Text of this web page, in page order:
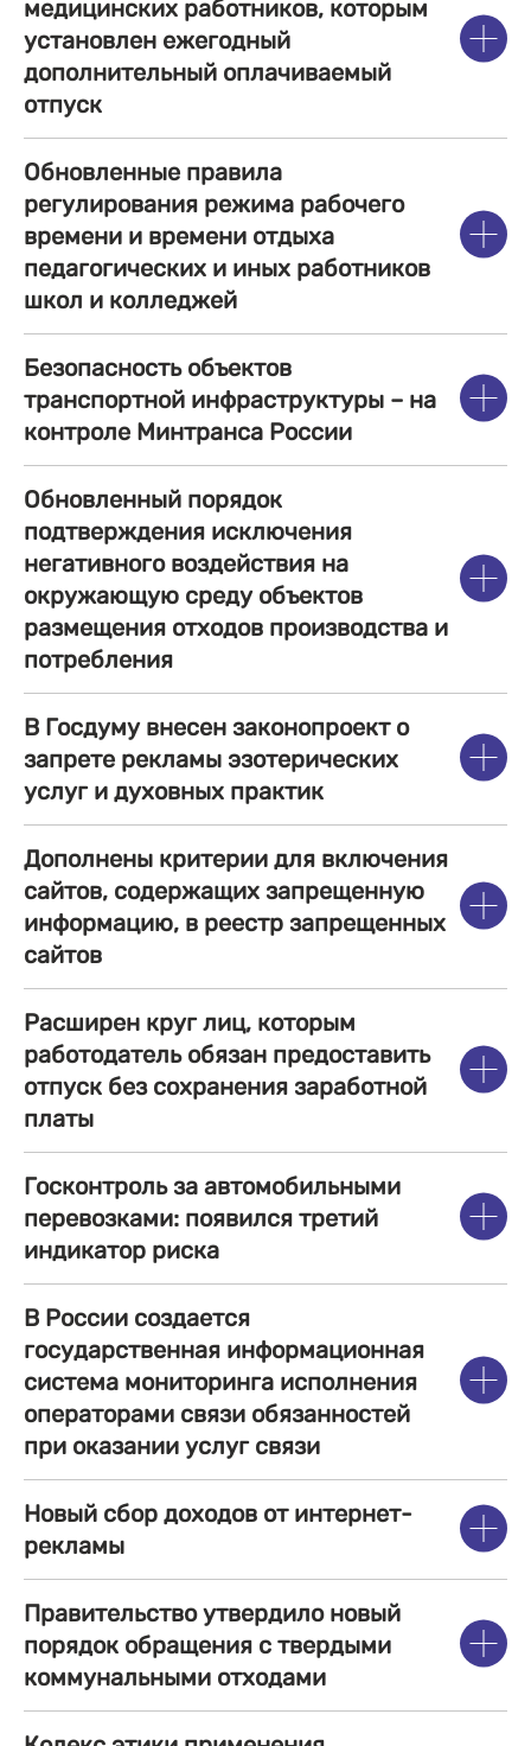
медицинских работников, которым
установлен ежегодный
дополнительный оплачиваемый
отпуск
Обновленные правила
регулирования режима рабочего
времени и времени отдыха
педагогических и иных работников
школ и колледжей
Безопасность объектов
транспортной инфраструктуры – на
контроле Минтранса России
Обновленный порядок
подтверждения исключения
негативного воздействия на
окружающую среду объектов
размещения отходов производства и
потребления
В Госдуму внесен законопроект о
запрете рекламы эзотерических
услуг и духовных практик
Дополнены критерии для включения
сайтов, содержащих запрещенную
информацию, в реестр запрещенных
сайтов
Расширен круг лиц, которым
работодатель обязан предоставить
отпуск без сохранения заработной
платы
Госконтроль за автомобильными
перевозками: появился третий
индикатор риска
В России создается
государственная информационная
система мониторинга исполнения
операторами связи обязанностей
при оказании услуг связи
Новый сбор доходов от интернет-
рекламы
Правительство утвердило новый
порядок обращения с твердыми
коммунальными отходами